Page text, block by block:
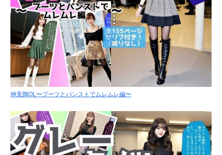
神美脚OL〜ブーツとパンストでムレムレ編〜